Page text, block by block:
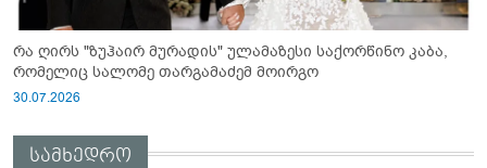
რა ღირს "ზუჰაირ მურადის" ულამაზესი საქორწინო კაბა,
რომელიც სალომე თარგამაძემ მოირგო
30.07.2026
სამხედრო